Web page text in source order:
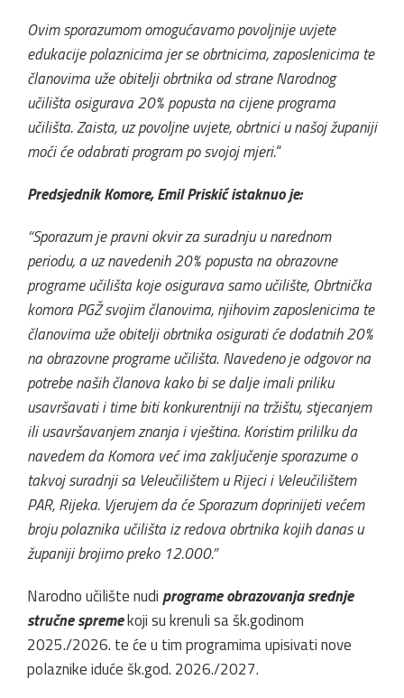
Ovim sporazumom omogućavamo povoljnije uvjete
edukacije polaznicima jer se obrtnicima, zaposlenicima te
članovima uže obitelji obrtnika od strane Narodnog
učilišta osigurava 20% popusta na cijene programa
učilišta.Zaista, uz povoljne uvjete, obrtnici u našoj županiji
moći će odabrati program po svojoj mjeri.“
Predsjednik Komore, Emil Priskić istaknuo je:
“Sporazum je pravni okvir za suradnju u narednom
periodu, a uz navedenih 20% popusta na obrazovne
programe učilišta koje osigurava samo učilište, Obrtnička
komora PGŽ svojim članovima, njihovim zaposlenicima te
članovima uže obitelji obrtnika osigurati će dodatnih 20%
na obrazovne programe učilišta. Navedeno je odgovor na
potrebe naših članova kako bi se dalje imali priliku
usavršavati i time biti konkurentniji na tržištu, stjecanjem
ili usavršavanjem znanja i vještina. Koristim prililku da
navedem da Komora već ima zaključenje sporazume o
takvoj suradnji sa Veleučilištem u Rijeci i Veleučilištem
PAR, Rijeka. Vjerujem da će Sporazum doprinijeti većem
broju polaznika učilišta iz redova obrtnika kojih danas u
županiji brojimo preko 12.000.”
Narodno učilište nudiprograme obrazovanja srednje
stručne spremekoji su krenuli sa šk.godinom
2025./2026. te će u tim programima upisivati nove
polaznike iduće šk.god. 2026./2027.